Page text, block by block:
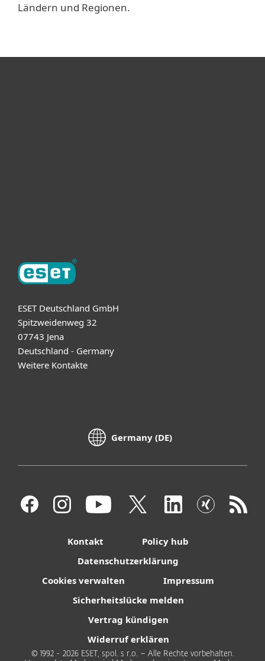
Ländern und Regionen.
ESET Deutschland GmbH
Spitzweidenweg 32
07743 Jena
Deutschland - Germany
Weitere Kontakte
Germany (DE)
Kontakt
Policy hub
Datenschutzerklärung
Cookies verwalten
Impressum
Sicherheitslücke melden
Vertrag kündigen
Widerruf erklären
© 1992 - 2026 ESET, spol. s r.o. – Alle Rechte vorbehalten.